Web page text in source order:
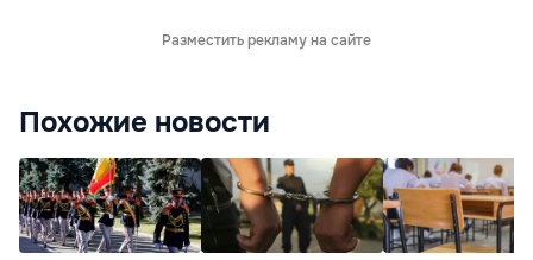
Разместить рекламу на сайте
Похожие новости